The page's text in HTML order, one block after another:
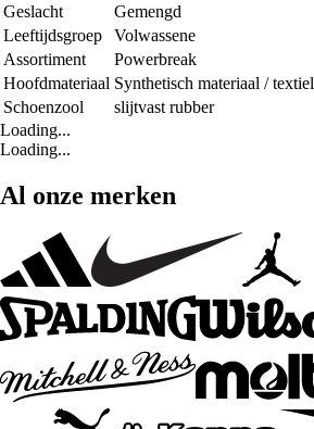
Geslacht
Gemengd
Leeftijdsgroep
Volwassene
Assortiment
Powerbreak
Hoofdmateriaal Synthetisch materiaal / textiel
Schoenzool
slijtvast rubber
Loading...
Loading...
Al onze merken